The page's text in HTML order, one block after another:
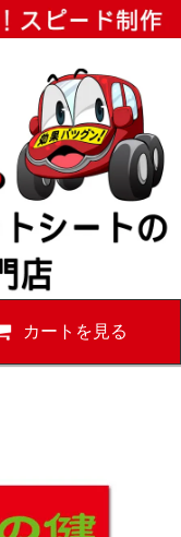
カートを見る